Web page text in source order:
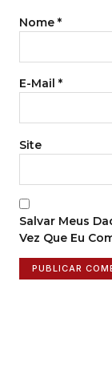
Nome *
E-Mail *
Site
Salvar Meus
Vez Que Eu